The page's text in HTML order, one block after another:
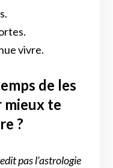
vivre.
de les
te
?
pas l’astrologie